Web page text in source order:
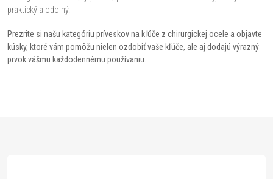
i
e
p
praktický a odolný.
Prezrite si našu kategóriu príveskov na kľúče z chirurgickej ocele a objavte
kúsky, ktoré vám pomôžu nielen ozdobiť vaše kľúče, ale aj dodajú výrazný
prvok vášmu každodennému používaniu.